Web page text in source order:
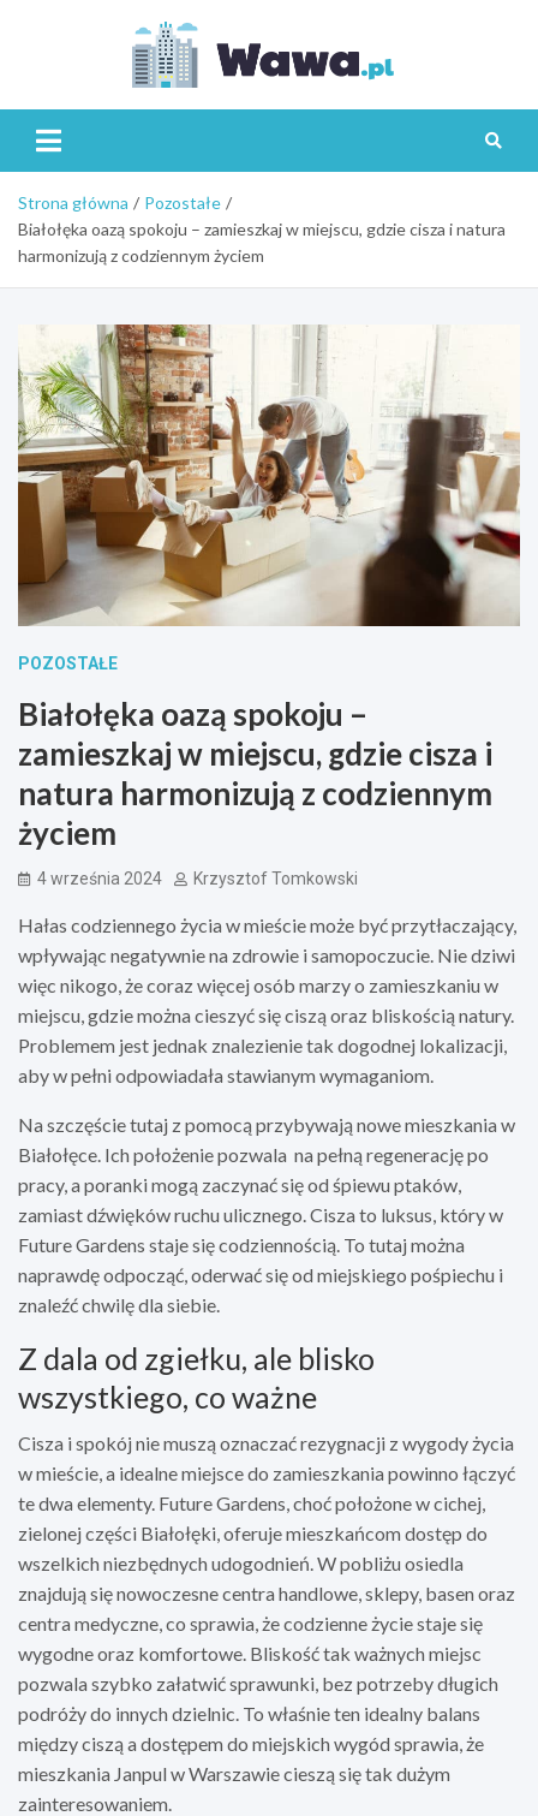
Strona główna
Pozostałe
Białołęka oazą spokoju – zamieszkaj w miejscu, gdzie cisza i natura
harmonizują z codziennym życiem
POZOSTAŁE
Białołęka oazą spokoju –
zamieszkaj w miejscu, gdzie cisza i
natura harmonizują z codziennym
życiem
4 września 2024 Krzysztof Tomkowski
Hałas codziennego życia w mieście może być przytłaczający,
wpływając negatywnie na zdrowie i samopoczucie. Nie dziwi
więc nikogo, że coraz więcej osób marzy o zamieszkaniu w
miejscu, gdzie można cieszyć się ciszą oraz bliskością natury.
Problemem jest jednak znalezienie tak dogodnej lokalizacji,
aby w pełni odpowiadała stawianym wymaganiom.
Na szczęście tutaj z pomocą przybywają nowe mieszkania w
Białołęce. Ich położenie pozwala na pełną regenerację po
pracy, a poranki mogą zaczynać się od śpiewu ptaków,
zamiast dźwięków ruchu ulicznego. Cisza to luksus, który w
Future Gardens staje się codziennością. To tutaj można
naprawdę odpocząć, oderwać się od miejskiego pośpiechu i
znaleźć chwilę dla siebie.
Z dala od zgiełku, ale blisko
wszystkiego, co ważne
Cisza i spokój nie muszą oznaczać rezygnacji z wygody życia
w mieście, a idealne miejsce do zamieszkania powinno łączyć
te dwa elementy. Future Gardens, choć położone w cichej,
zielonej części Białołęki, oferuje mieszkańcom dostęp do
wszelkich niezbędnych udogodnień. W pobliżu osiedla
znajdują się nowoczesne centra handlowe, sklepy, basen oraz
centra medyczne, co sprawia, że codzienne życie staje się
wygodne oraz komfortowe. Bliskość tak ważnych miejsc
pozwala szybko załatwić sprawunki, bez potrzeby długich
podróży do innych dzielnic. To właśnie ten idealny balans
między ciszą a dostępem do miejskich wygód sprawia, że
mieszkania Janpul w Warszawie cieszą się tak dużym
zainteresowaniem.